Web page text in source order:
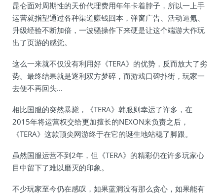
昆仑面对周期性的天价代理费用年年卡着脖子，所以一上手
运营就指望通过各种渠道赚钱回本，弹窗广告、活动逼氪、
升级经验不断加倍，一波骚操作下来硬是让这个端游大作玩
出了页游的感觉。
这么一来就不仅没有利用好《TERA》的优势，反而放大了劣
势。最终结果就是逐利双方梦碎，而游戏口碑扑街，玩家一
去便不再回头...
相比国服的突然暴毙，《TERA》韩服则幸运了许多，在
2015年将运营权交给更加擅长的NEXON来负责之后，
《TERA》这款顶尖网游终于在它的诞生地站稳了脚跟。
虽然国服运营不到2年，但《TERA》的精彩仍在许多玩家心
目中留下了难以磨灭的印象。
不少玩家至今仍在感叹，如果蓝洞没有那么贪心，如果能有